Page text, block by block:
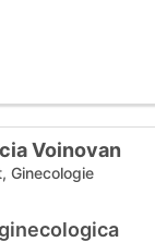
Voinovan
Ginecologie